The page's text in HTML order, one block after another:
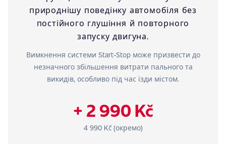
природнішу поведінку автомобіля без
постійного глушіння й повторного
запуску двигуна.
Вимкнення системи Start-Stop може призвести до
незначного збільшення витрати пального та
викидів, особливо під час їзди містом.
+ 2 990 Kč
4 990 Kč (окремо)